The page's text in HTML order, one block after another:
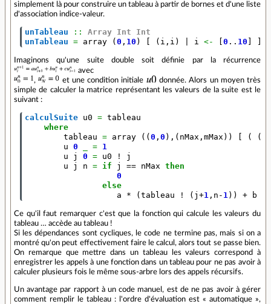
simplement là pour construire un tableau à partir de bornes et d'une liste
d'association indice-valeur.
unTableau :: Array Int
Int
unTableau = array ( 0 , 10 ) ( i , i ) i <- 0 .. 10
Imaginons qu'une suite double soit définie par la récurrence
avec
,
et une condition initiale
donnée. Alors un moyen très
simple de calculer la matrice représentant les valeurs de la suite est le
suivant :
calculSuite u0 = tableau
where
tableau = array (( 0 , 0 ),( nMax , mMax )) ( (
u 0 = 1
u
j 0 = u0 !
j
u
j n = if j == nMax then
0
else
a
* ( tableau ! ( j +1 , n - 1)) + b
Ce qu'il faut remarquer c'est que la fonction qui calcule les valeurs du
tableau … accède au tableau !
Si les dépendances sont cycliques, le code ne termine pas, mais si on a
montré qu'on peut effectivement faire le calcul, alors tout se passe bien.
On remarque que mettre dans un tableau les valeurs correspond à
enregistrer les appels à une fonction dans un tableau pour ne pas avoir à
calculer plusieurs fois le même sous-arbre lors des appels récursifs.
Un avantage par rapport à un code manuel, est de ne pas avoir à gérer
comment remplir le tableau : l'ordre d'évaluation est « automatique »,